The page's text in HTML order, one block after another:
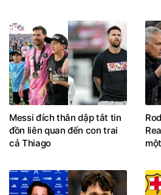
Messi đích thân dập tắt tin
đồn liên quan đến con trai
cả Thiago